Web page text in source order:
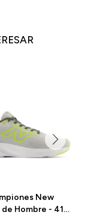
New
de Hombre - 413